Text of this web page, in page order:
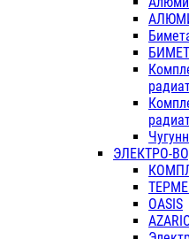
ЭЛЕКТРО-
OASIS